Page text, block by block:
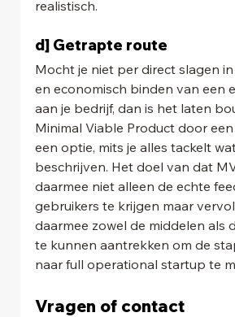
realistisch.
d] Getrapte route
Mocht je niet per direct slagen
en economisch binden van een
aan je bedrijf, dan is het laten
Minimal Viable Product door
een optie, mits je alles tackelt
beschrijven. Het doel van dat
daarmee niet alleen de echte
gebruikers te krijgen maar
daarmee zowel de middelen als
te kunnen aantrekken om de
naar full operational startup te
Vragen of contact